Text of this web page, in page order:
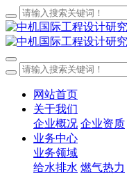
网站首页
关于我们
企业概况 企业资质
业务中心
业务领域
给水排水 燃气热力